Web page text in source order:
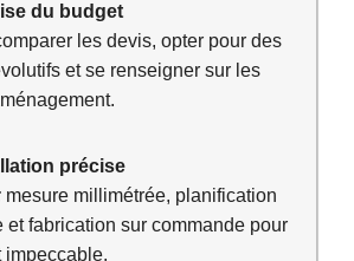
du budget
les devis, opter pour des
et se renseigner sur les
précise
mesure millimétrée, planification
et fabrication sur commande pour
impeccable.